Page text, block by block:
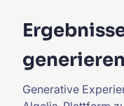
generieren
Generative